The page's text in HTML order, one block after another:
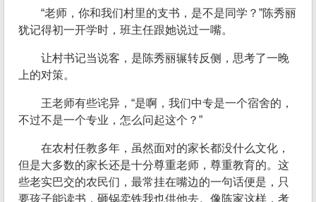
“老师，你和我们村里的支书，是不是同学？”陈秀丽
犹记得初一开学时，班主任跟她说过一嘴。
让村书记当说客，是陈秀丽辗转反侧，思考了一晚
上的对策。
王老师有些诧异，“是啊，我们中专是一个宿舍的，
不过不是一个专业，怎么问起这个？”
在农村任教多年，虽然面对的家长都没什么文化，
但是大多数的家长还是十分尊重老师，尊重教育的。这
些老实巴交的农民们，最常挂在嘴边的一句话便是，只
要孩子能读书，砸锅卖铁我也供他去。像陈家这样，考